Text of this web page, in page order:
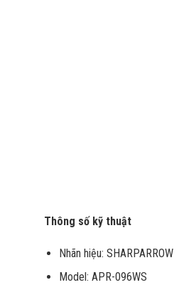
Thông số kỹ thuật
Nhãn hiệu: SHARPARROW
Model: APR-096WS